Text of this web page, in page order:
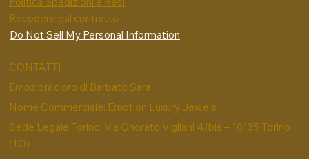
Recedere dal contratto
Do Not Sell My Personal Information
CONTATTI
Emozioni d'oro di Barbato Sara
Nome Commerciale: Emotion Luxury Jewels
Sede Legale Torino: Via Onorato Vigliani 4/bis – 10135 Torino
(TO)